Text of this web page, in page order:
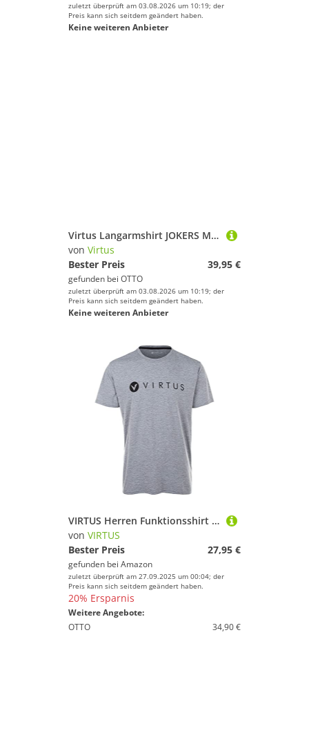
zuletzt überprüft am 03.08.2026 um 10:19; der
Preis kann sich seitdem geändert haben.
Keine weiteren Anbieter
Virtus Langarmshirt JOKERS M L/S (1-tlg) mit innovativer Quick Dry-Technologie
von Virtus
Bester Preis
39,95 €
gefunden bei OTTO
zuletzt überprüft am 03.08.2026 um 10:19; der
Preis kann sich seitdem geändert haben.
Keine weiteren Anbieter
VIRTUS Herren Funktionsshirt Edwardo
von VIRTUS
Bester Preis
27,95 €
gefunden bei Amazon
zuletzt überprüft am 27.09.2025 um 00:04; der
Preis kann sich seitdem geändert haben.
20% Ersparnis
Weitere Angebote:
OTTO
34,90 €